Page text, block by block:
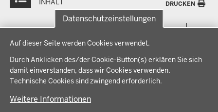
Datenschutzeinstellungen
Auf dieser Seite werden Cookies verwendet.
Durch Anklicken des/der Cookie-Button(s) erklären Sie sich
damit einverstanden, dass wir Cookies verwenden.
Technische Cookies sind zwingend erforderlich.
Weitere Informationen
INHALT
DRUCKEN
Menü
der
Fußzeile
THEMEN
Bauen, Planen und Verkehr
Bildung, Schule und Sport
Regionalplanung und Regionalrat
IM FOKUS
Energiewende AG
Zusammenarbeit mit den Niederlanden
BEZIRKSREGIERUNG